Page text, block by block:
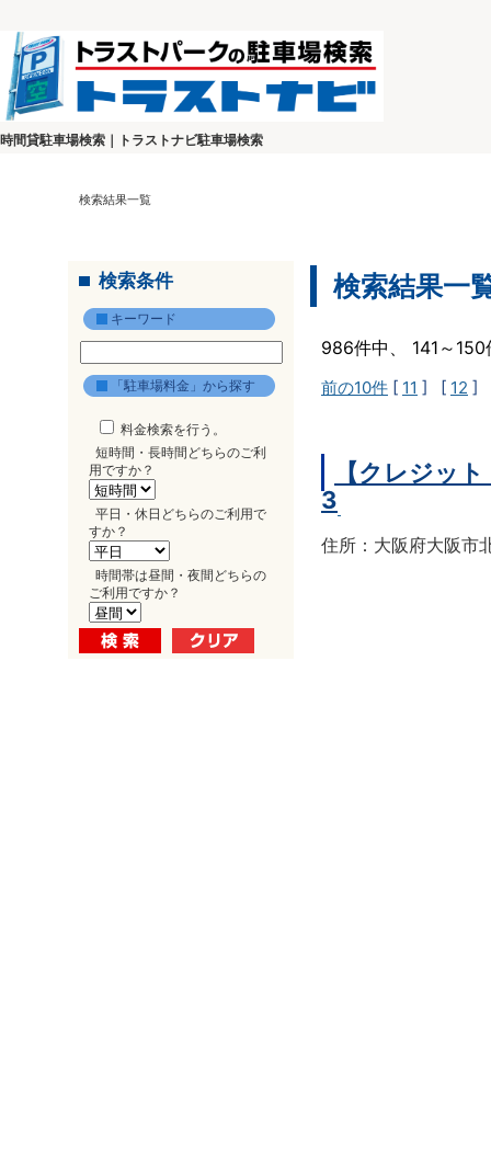
時間貸駐車場検索｜トラストナビ駐車場検索
検索結果一覧
検索条件
キーワード
「駐車場料金」から探す
料金検索を行う。
短時間・長時間どちらのご利
用ですか？
平日・休日どちらのご利用で
すか？
時間帯は昼間・夜間どちらの
ご利用ですか？
検索結果一
986件中、 141～
前の10件 [ 11 ] [ 12 ]
【クレジッ
3
住所：大阪府大阪市